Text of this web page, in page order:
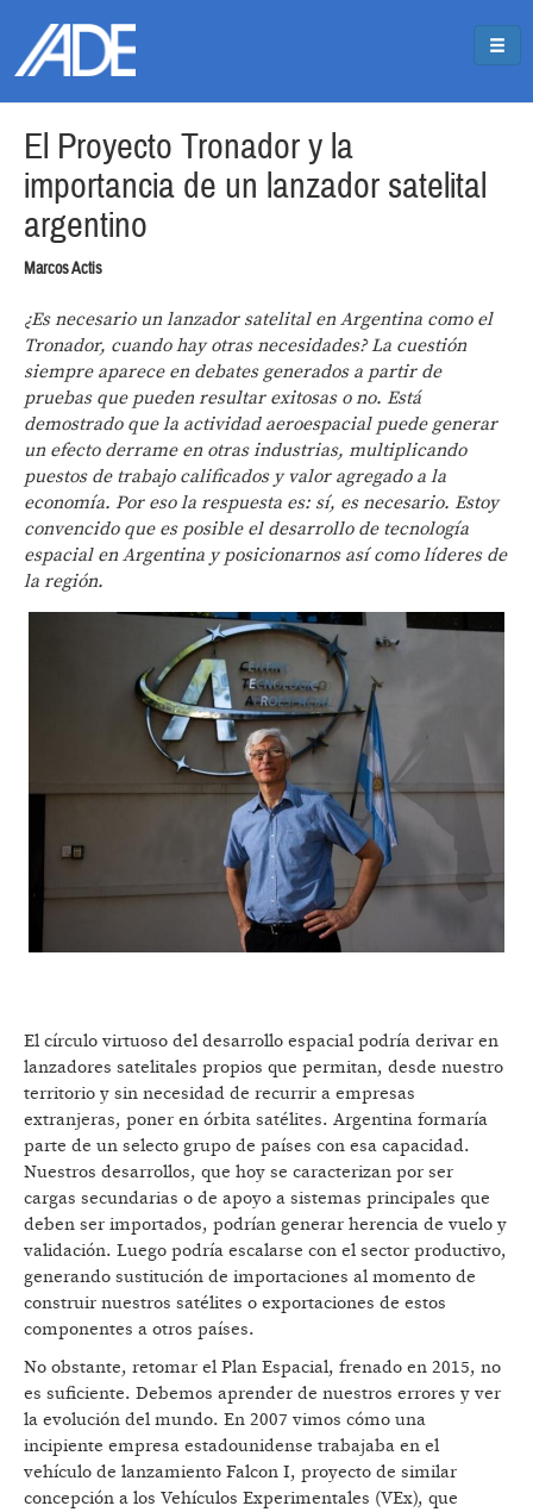
El Proyecto Tronador y la
importancia de un lanzador satelital
argentino
Marcos Actis
¿Es necesario un lanzador satelital en Argentina como el
Tronador, cuando hay otras necesidades? La cuestión
siempre aparece en debates generados a partir de
pruebas que pueden resultar exitosas o no. Está
demostrado que la actividad aeroespacial puede generar
un efecto derrame en otras industrias, multiplicando
puestos de trabajo calificados y valor agregado a la
economía. Por eso la respuesta es: sí, es necesario. Estoy
convencido que es posible el desarrollo de tecnología
espacial en Argentina y posicionarnos así como líderes de
la región.
El círculo virtuoso del desarrollo espacial podría derivar en
lanzadores satelitales propios que permitan, desde nuestro
territorio y sin necesidad de recurrir a empresas
extranjeras, poner en órbita satélites. Argentina formaría
parte de un selecto grupo de países con esa capacidad.
Nuestros desarrollos, que hoy se caracterizan por ser
cargas secundarias o de apoyo a sistemas principales que
deben ser importados, podrían generar herencia de vuelo y
validación. Luego podría escalarse con el sector productivo,
generando sustitución de importaciones al momento de
construir nuestros satélites o exportaciones de estos
componentes a otros países.
No obstante, retomar el Plan Espacial, frenado en 2015, no
es suficiente. Debemos aprender de nuestros errores y ver
la evolución del mundo. En 2007 vimos cómo una
incipiente empresa estadounidense trabajaba en el
vehículo de lanzamiento Falcon I, proyecto de similar
concepción a los Vehículos Experimentales (VEx), que